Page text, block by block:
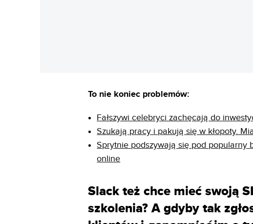
To nie koniec problemów:
Fałszywi celebryci zachęcają do
Szukają pracy i pakują się w kłopoty.
Sprytnie podszywają się pod popularny
online
Slack też chce mieć swoją
szkolenia? A gdyby tak